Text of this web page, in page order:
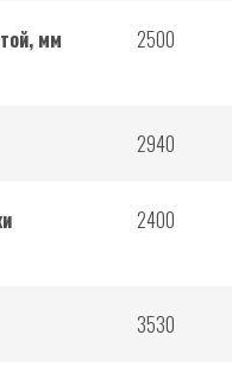
мм 2500
2940
2400
3530